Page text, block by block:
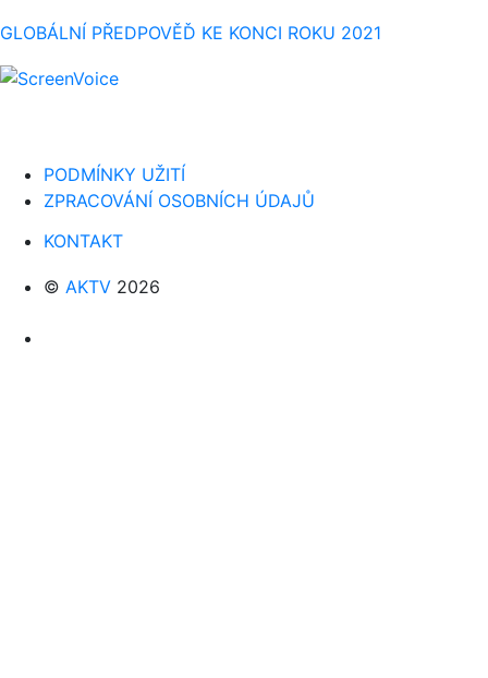
GLOBÁLNÍ PŘEDPOVĚĎ KE KONCI ROKU 2021
PODMÍNKY UŽITÍ
ZPRACOVÁNÍ OSOBNÍCH ÚDAJŮ
KONTAKT
© AKTV 2026